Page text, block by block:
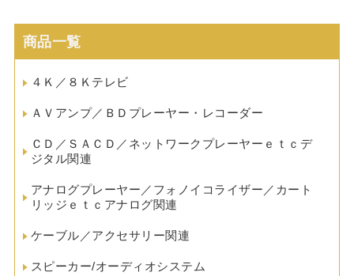
商品一覧
４Ｋ／８Ｋテレビ
ＡＶアンプ／ＢＤプレーヤー・レコーダー
ＣＤ／ＳＡＣＤ／ネットワークプレーヤーｅｔｃデ
ジタル関連
アナログプレーヤー／フォノイコライザー／カート
リッジｅｔｃアナログ関連
ケーブル／アクセサリー関連
スピーカー/オーディオシステム